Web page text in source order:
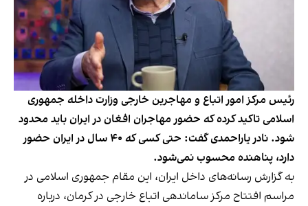
رئیس مرکز امور اتباع و مهاجرین خارجی وزارت داخله جمهوری
اسلامی تاکید کرده که حضور مهاجران افغان در ایران باید محدود
شود. نادر یاراحمدی گفت: حتی کسی که ۴۰ سال در ایران حضور
دارد، پناهنده محسوب نمی‌شود.
به گزارش رسانه‌های داخل ایران، این مقام جمهوری اسلامی در
مراسم افتتاح مرکز ساماندهی اتباع خارجی در کرمان، درباره